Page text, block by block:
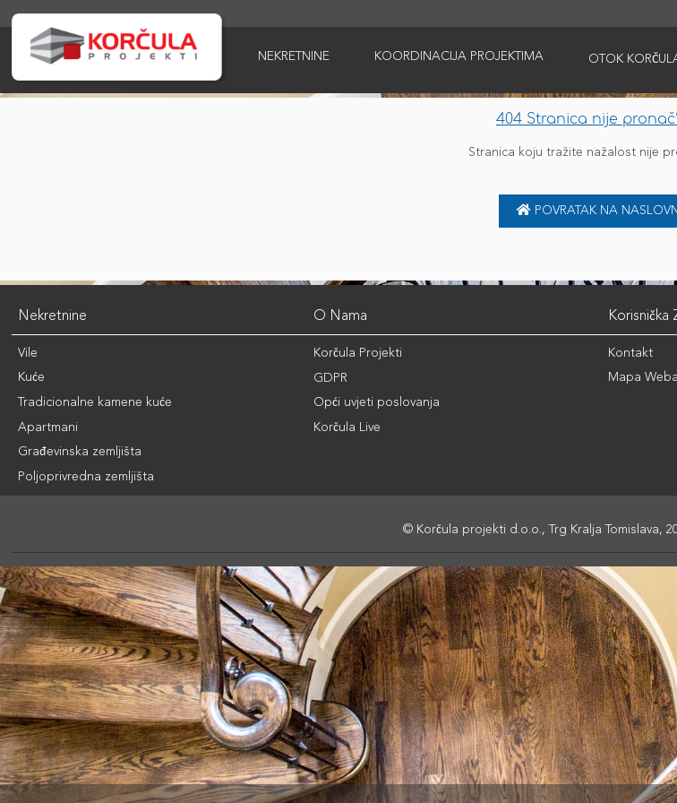
NEKRETNINE KOORDINACIJA PROJEKTIMA OTOK
404 Stranica nije
Stranica koju tražite nažalost nije
POVRATAK NA
Nekretnine
Vile
Kuće
Tradicionalne kamene kuće
Apartmani
Građevinska zemljišta
Poljoprivredna zemljišta
O Nama
Korčula Projekti
GDPR
Opći uvjeti poslovanja
Korčula Live
Korisnička
Kontakt
Mapa Weba
© Korčula projekti d.o.o., Trg Kralja Tomislava,